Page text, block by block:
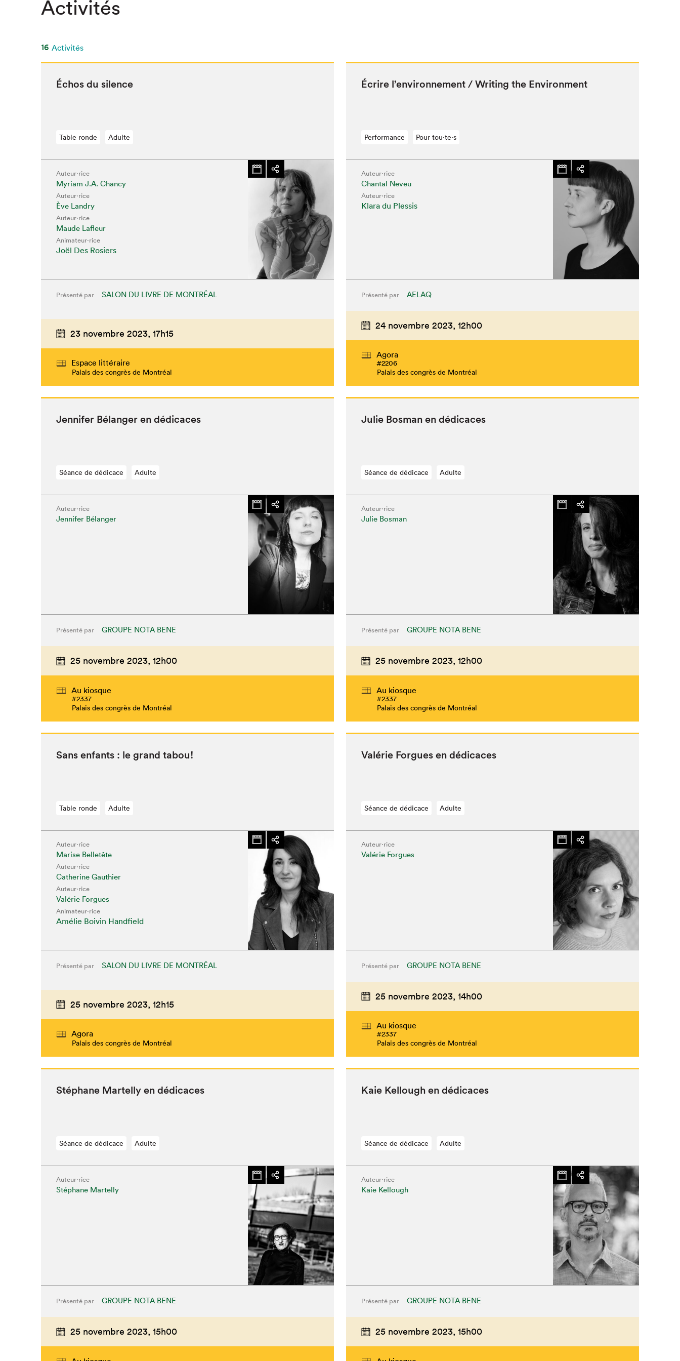
Que cherchez-vous?
Activités
16 Activités
Échos du silence
Table ronde Adulte
Auteur·rice
Myriam J.A. Chancy
Auteur·rice
Ève Landry
Auteur·rice
Maude Lafleur
Animateur⋅rice
Joël Des Rosiers
Présenté par SALON DU LIVRE DE MONTRÉAL
23 novembre 2023, 17h15
Espace littéraire
Palais des congrès de Montréal
Écrire l’environnement / Writ­ing the Environment
Performance Pour tou⋅te⋅s
Auteur·rice
Chantal Neveu
Auteur·rice
Klara du Plessis
Présenté par AELAQ
24 novembre 2023, 12h00
Agora
#2206
Palais des congrès de Montréal
Jen­nifer Bélanger en dédicaces
Séance de dédicace Adulte
Auteur·rice
Jennifer Bélanger
Présenté par GROUPE NOTA BENE
25 novembre 2023, 12h00
Au kiosque
#2337
Palais des congrès de Montréal
Julie Bosman en dédicaces
Séance de dédicace Adulte
Auteur·rice
Julie Bosman
Présenté par GROUPE NOTA BENE
25 novembre 2023, 12h00
Au kiosque
#2337
Palais des congrès de Montréal
Sans enfants : le grand tabou!
Table ronde Adulte
Auteur·rice
Marise Belletête
Auteur·rice
Catherine Gauthier
Auteur·rice
Valérie Forgues
Animateur⋅rice
Amélie Boivin Handfield
Présenté par SALON DU LIVRE DE MONTRÉAL
25 novembre 2023, 12h15
Agora
Palais des congrès de Montréal
Valérie Forgues en dédicaces
Séance de dédicace Adulte
Auteur·rice
Valérie Forgues
Présenté par GROUPE NOTA BENE
25 novembre 2023, 14h00
Au kiosque
#2337
Palais des congrès de Montréal
Stéphane Martel­ly en dédicaces
Séance de dédicace Adulte
Auteur·rice
Stéphane Martelly
Présenté par GROUPE NOTA BENE
25 novembre 2023, 15h00
Kaie Kel­lough en dédicaces
Séance de dédicace Adulte
Auteur·rice
Kaie Kellough
Présenté par GROUPE NOTA BENE
25 novembre 2023, 15h00